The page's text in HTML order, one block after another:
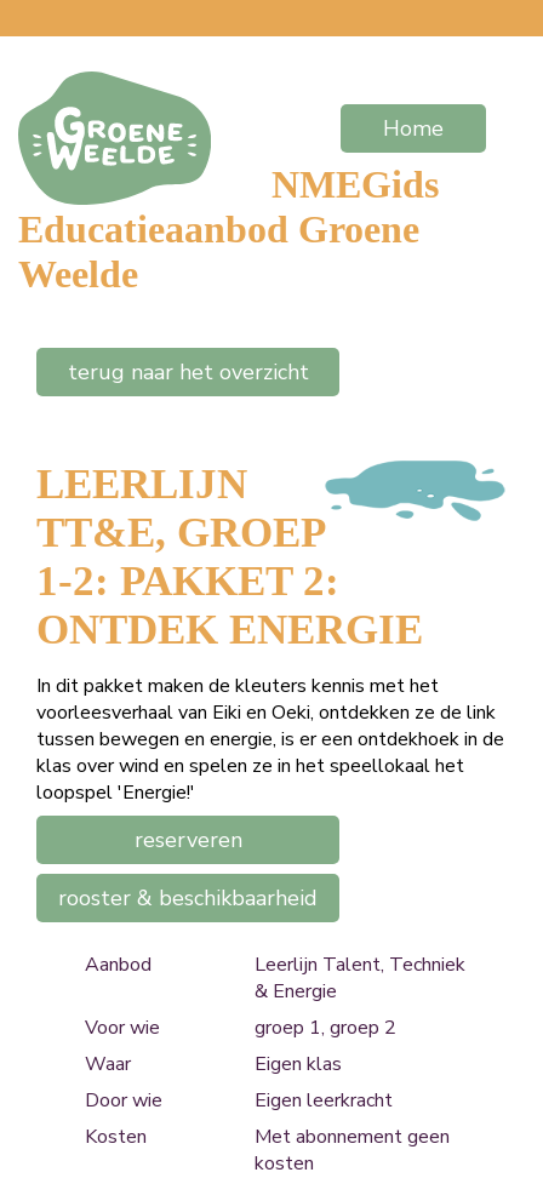
Home
NMEGids
Educatieaanbod Groene
Weelde
terug naar het overzicht
LEERLIJN
TT&E, GROEP
1-2: PAKKET 2:
ONTDEK ENERGIE
In dit pakket maken de kleuters kennis met het
voorleesverhaal van Eiki en Oeki, ontdekken ze de link
tussen bewegen en energie, is er een ontdekhoek in de
klas over wind en spelen ze in het speellokaal het
loopspel 'Energie!'
reserveren
rooster & beschikbaarheid
Aanbod
Leerlijn Talent, Techniek
& Energie
Voor wie
groep 1, groep 2
Waar
Eigen klas
Door wie
Eigen leerkracht
Kosten
Met abonnement geen
kosten